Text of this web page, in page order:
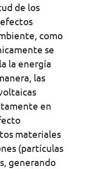
de los
como
se
la energía
las
en
materiales
(partículas
generando